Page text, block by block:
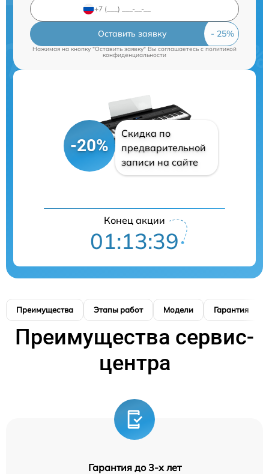
Оставить заявку
Нажимая на кнопку "Оставить заявку" Вы соглашаетесь cполитикой
конфиденциальности
-20%
Скидка по
предварительной
записи на сайте
Конец акции
01:13:39
Преимущества Этапы работ Модели Гарантия
Преимущества сервис-
центра
Гарантия до 3-х лет